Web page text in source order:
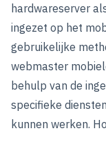
hardwareserver
ingezet op het
gebruikelijke
webmaster
behulp van de
specifieke
kunnen werken.